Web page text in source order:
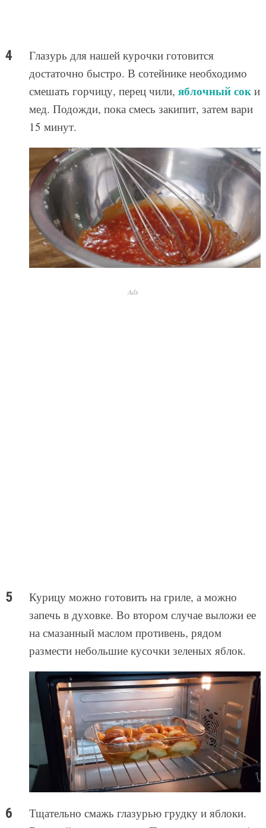
Глазурь для нашей курочки готовится
достаточно быстро. В сотейнике необходимо
смешать горчицу, перец чили, яблочный соки
мед. Подожди, пока смесь закипит, затем вари
15 минут.
Ads
Курицу можно готовить на гриле, а можно
запечь в духовке. Во втором случае выложи ее
на смазанный маслом противень, рядом
размести небольшие кусочки зеленых яблок.
Тщательно смажь глазурью грудку и яблоки.